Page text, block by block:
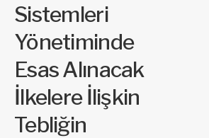
Sistemleri
Yönetiminde
Esas Alınacak
İlkelere İlişkin
Tebliğin